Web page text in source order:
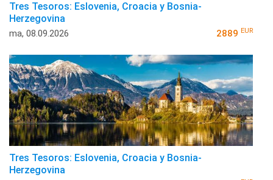
Tres Tesoros: Eslovenia, Croacia y Bosnia-
Herzegovina
ma, 08.09.2026 2889 EUR
Tres Tesoros: Eslovenia, Croacia y Bosnia-
Herzegovina